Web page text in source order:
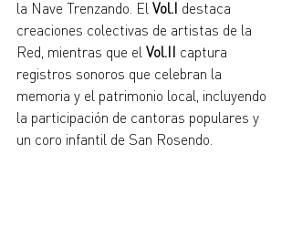
la Nave Trenzando. El Vol.I destaca
creaciones colectivas de artistas de la
Red, mientras que el Vol.II captura
registros sonoros que celebran la
memoria y el patrimonio local, incluyendo
la participación de cantoras populares y
un coro infantil de San Rosendo.